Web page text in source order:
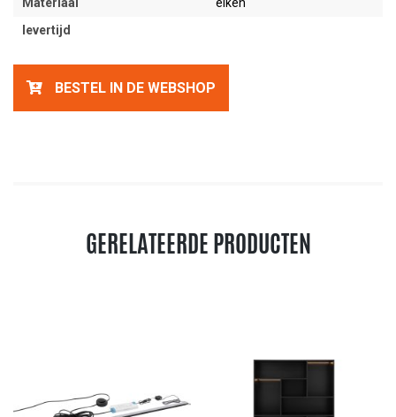
levertijd
BESTEL IN DE WEBSHOP
GERELATEERDE PRODUCTEN